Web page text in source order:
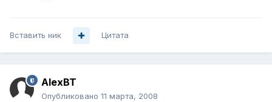
Вставить ник Цитата
AlexBT
Опубликовано 11 марта, 2008